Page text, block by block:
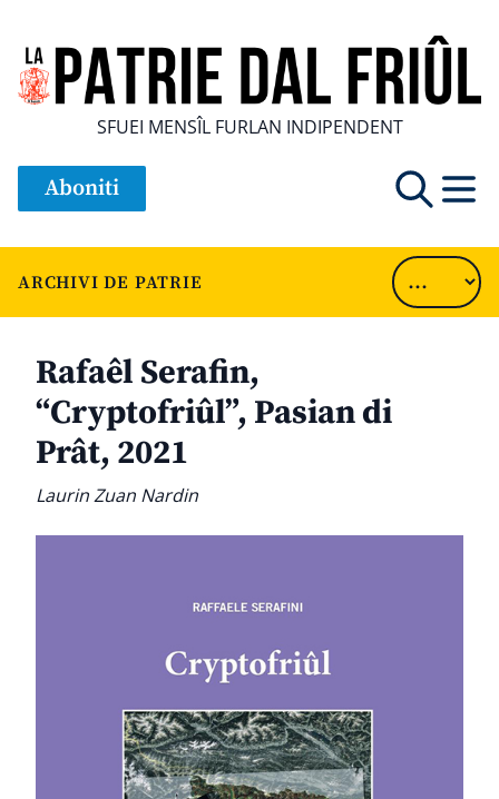
SFUEI MENSÎL FURLAN INDIPENDENT
Aboniti
ARCHIVI DE PATRIE
Rafaêl Serafin,
“Cryptofriûl”, Pasian di
Prât, 2021
Laurin Zuan Nardin